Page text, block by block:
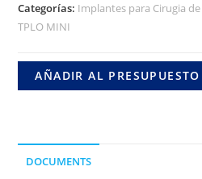
PARA
TORNILLO
MM.
X
DER.
cantidad
Categorías: Implantes para Cirugia de
TPLO MINI
AÑADIR AL
DOCUMENTS